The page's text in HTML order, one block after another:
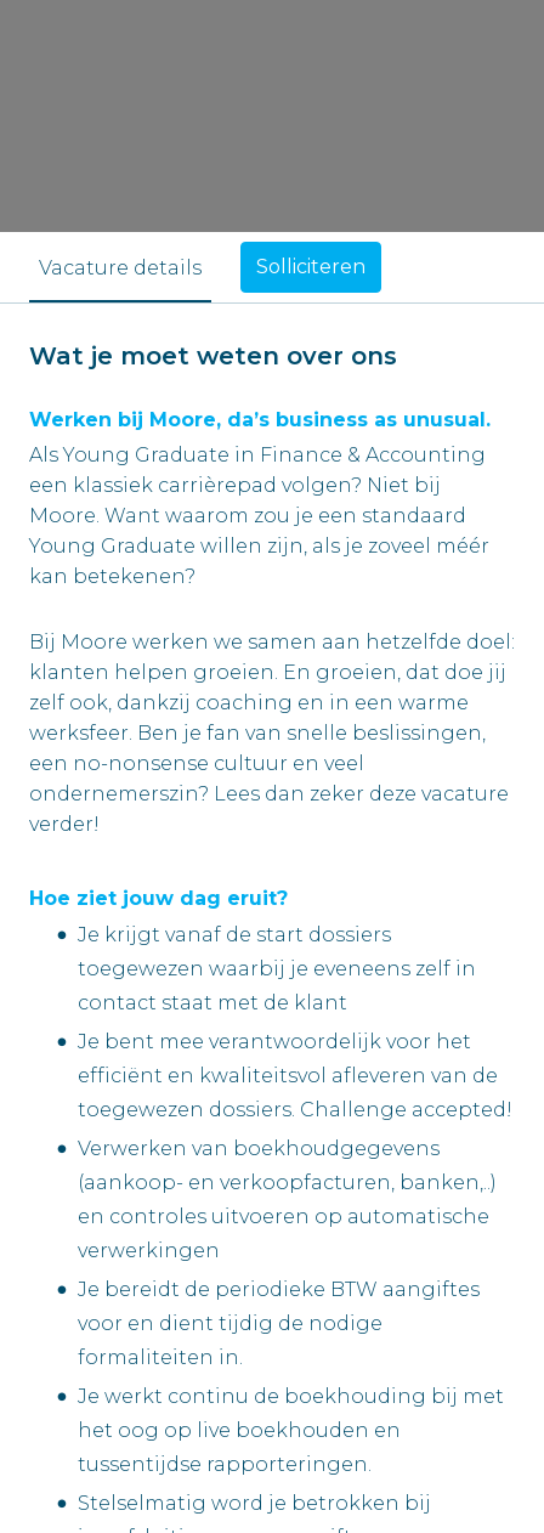
Vacature details Solliciteren
Wat je moet weten over ons
Werken bij Moore, da’s business as unusual.
Als Young Graduate in Finance & Accounting
een klassiek carrièrepad volgen? Niet bij
Moore. Want waarom zou je een standaard
Young Graduate willen zijn, als je zoveel méér
kan betekenen?
Bij Moore werken we samen aan hetzelfde doel:
klanten helpen groeien. En groeien, dat doe jij
zelf ook, dankzij coaching en in een warme
werksfeer. Ben je fan van snelle beslissingen,
een no-nonsense cultuur en veel
ondernemerszin? Lees dan zeker deze vacature
verder!
Hoe ziet jouw dag eruit?
Je krijgt vanaf de start dossiers
toegewezen waarbij je eveneens zelf in
contact staat met de klant
Je bent mee verantwoordelijk voor het
efficiënt en kwaliteitsvol afleveren van de
toegewezen dossiers. Challenge accepted!
Verwerken van boekhoudgegevens
(aankoop- en verkoopfacturen, banken,..)
en controles uitvoeren op automatische
verwerkingen
Je bereidt de periodieke BTW aangiftes
voor en dient tijdig de nodige
formaliteiten in.
Je werkt continu de boekhouding bij met
het oog op live boekhouden en
tussentijdse rapporteringen.
Stelselmatig word je betrokken bij